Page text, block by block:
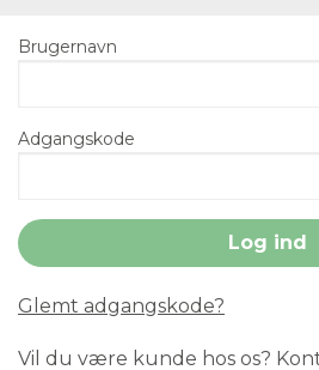
Brugernavn
Adgangskode
Glemt adgangskode?
Vil du være kunde hos os?